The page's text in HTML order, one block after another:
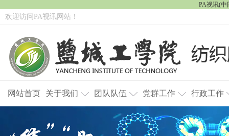
PA视讯(中
欢迎访问PA视讯网站！
网站首页 关于我们 团队队伍 党群工作 行政工作